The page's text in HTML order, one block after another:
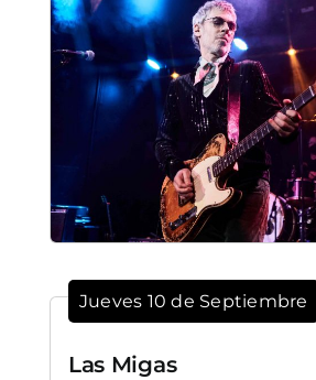
Jueves 10 de Septiembre
Las Migas